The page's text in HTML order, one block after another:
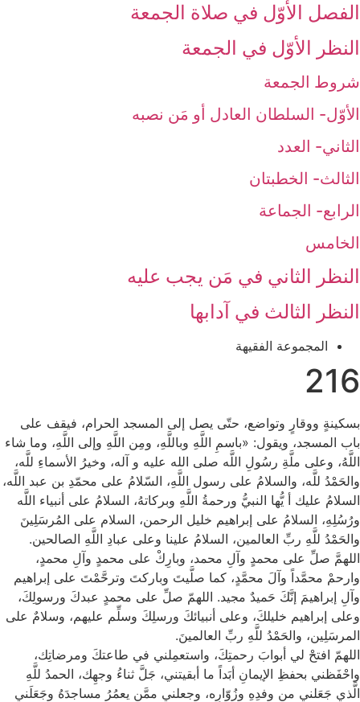
الفصل الأوّل ‏في صلاة الجمعة
النظر الأوّل في الجمعة
شروط الجمعة
الأوّل- السلطان العادل أو مَن نصبه‏
الثاني- العدد
الثالث- الخطبتان‏
الرابع- الجماعة
الخامس
النظر الثاني ‏في مَن يجب عليه‏
النظر الثالث ‏في آدابها
المجموعة الفقيهة
216
بسكينةٍ ووقارٍ وتواضع، حتّى يصل إلى المسجد الحرام، فيقف على
باب المسجد، ويقول: «باسمِ اللَّهِ وباللَّهِ، ومِن اللَّهِ وإلى اللَّهِ، وما شاء
اللَّهُ، وعلى ملَّةِ رسُولِ اللَّه صلى الله عليه و آله، وخيرُ الأسماءِ للَّه،
والحَمْدُ للَّه، والسلامُ على رسول اللَّهِ، السّلامُ على محمّدِ بن عبد اللَّه،
السلامُ عليك أ يُّها النبيُّ ورحمةُ اللَّهِ وبركاتهُ، السلامُ على أنبياء اللَّه
ورُسُلِهِ، السلامُ على إبراهيم خليل الرحمن، السلام على المُرسَلِينَ
والحَمْدُ للَّهِ ربِّ العالمين، السلامُ علينا وعلى عبادِ اللَّهِ الصالحين.
اللهمَّ صلِّ على محمدٍ وآلِ محمد، وبارِكْ على محمدٍ وآلِ محمدٍ،
وارحمْ محمَّداً وآلَ محمَّدٍ، كما صلَّيتَ وباركتَ وترحَّمْتَ على إبراهيم
وآلِ إبراهيمَ إنَّكَ حَميدٌ مجيد. اللهمّ صلِّ على محمدٍ عبدكَ ورسولِكَ،
وعلى إبراهيم خليلكَ، وعلى أنبيائكَ ورسلِكَ وسلِّم عليهم، وسلامٌ على
المرسَلِين، والحَمْدُ للَّهِ ربِّ العالمينَ.
اللهمّ افتحْ لي أبوابَ رحمتِكَ، واستعمِلني في طاعتكَ ومرضاتِك،
واحْفَظني بحفظِ الإيمانِ أبَداً ما أبقيتني، جَلَّ ثناءُ وجهِك، الحمدُ للَّهِ
الَّذي جَعَلني من وفدِهِ وزُوّارِه، وجعلني ممَّن يعمُرُ مساجدَهُ وجَعَلَني